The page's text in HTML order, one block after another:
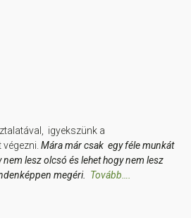
igyekszünk a
Mára már csak egy féle munkát
lesz olcsó és lehet hogy nem lesz
megéri. Tovább….